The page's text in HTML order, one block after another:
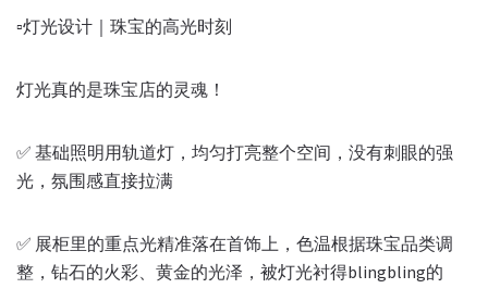
▫️灯光设计｜珠宝的高光时刻
灯光真的是珠宝店的灵魂！
✅ 基础照明用轨道灯，均匀打亮整个空间，没有刺眼的强
光，氛围感直接拉满
✅ 展柜里的重点光精准落在首饰上，色温根据珠宝品类调
整，钻石的火彩、黄金的光泽，被灯光衬得blingbling的